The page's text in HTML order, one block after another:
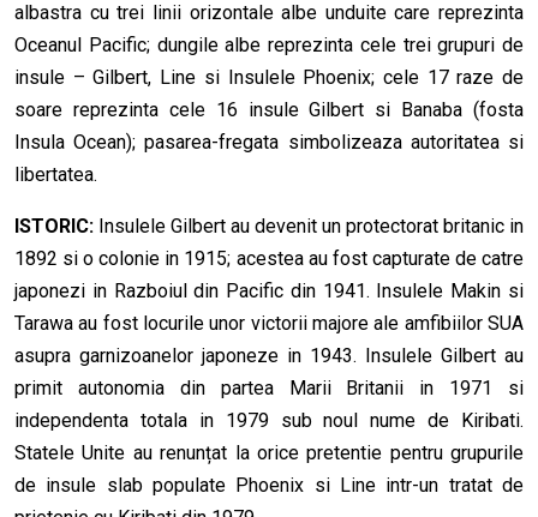
albastra cu trei linii orizontale albe unduite care reprezinta
Oceanul Pacific; dungile albe reprezinta cele trei grupuri de
insule – Gilbert, Line si Insulele Phoenix; cele 17 raze de
soare reprezinta cele 16 insule Gilbert si Banaba (fosta
Insula Ocean); pasarea-fregata simbolizeaza autoritatea si
libertatea.
ISTORIC: Insulele Gilbert au devenit un protectorat britanic in
1892 si o colonie in 1915; acestea au fost capturate de catre
japonezi in Razboiul din Pacific din 1941. Insulele Makin si
Tarawa au fost locurile unor victorii majore ale amfibiilor SUA
asupra garnizoanelor japoneze in 1943. Insulele Gilbert au
primit autonomia din partea Marii Britanii in 1971 si
independenta totala in 1979 sub noul nume de Kiribati.
Statele Unite au renunțat la orice pretentie pentru grupurile
de insule slab populate Phoenix si Line intr-un tratat de